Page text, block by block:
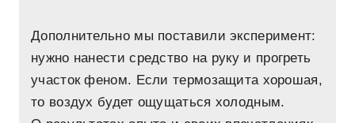
Дополнительно мы поставили эксперимент:
нужно нанести средство на руку и прогреть
участок феном. Если термозащита хорошая,
то воздух будет ощущаться холодным.